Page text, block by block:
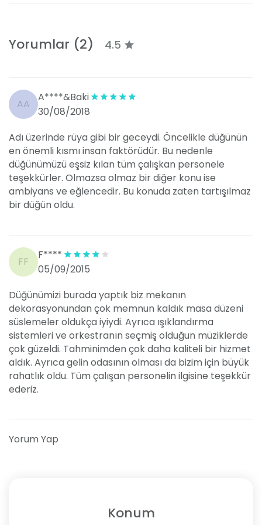
kolayca işaretlenmiş olup, davetlilerinizin
Davet Alanları ve Dekorasyon
🎉Mekanımız ve Davet Alanlarımız
Mavi Rüya Balo & Davet Salonu, farklı ihtiyaçlara
hitap edebilecek şekilde tasarlanmışbirden fazla
davet alanınasahiptir.
👑Ana Salon:Yüksek tavanlı, geniş pist alanına
sahip, ferah ve şık bir atmosfere sahip ana
✨Dekorasyon & Süslemeler
Mekanımızda dekorasyon ve süslemeler tamamen
konseptinize ve zevkinize uygun olarak
düzenlenir:
🌹Gelin Yolu & Nikâh Masası: Çiçek
aranjmanları, ışıklandırmalar ve şık tasarımlar ile
🎀Masa & Sandalye Süslemeleri
: LED ve spot ışıklarla sahne ve
pist alanı büyüleyici bir görünüme kavuşturulur.
Yorumlar (2) 4.5
AA
A****&Baki
30/08/2018
Adı üzerinde rüya gibi bir geceydi. Öncelikle düğünün
en önemli kısmı insan faktörüdür. Bu nedenle
düğünümüzü eşsiz kılan tüm çalışkan personele
teşekkürler. Olmazsa olmaz bir diğer konu ise
ambiyans ve eğlencedir. Bu konuda zaten tartışılmaz
bir düğün oldu.
FF
F****
05/09/2015
Düğünümizi burada yaptık biz mekanın
dekorasyonundan çok memnun kaldık masa düzeni
süslemeler oldukça iyiydi. Ayrıca ışıklandırma
sistemleri ve orkestranın seçmiş olduğun müziklerde
çok güzeldi. Tahminimden çok daha kaliteli bir hizmet
aldık. Ayrıca gelin odasının olması da bizim için büyük
rahatlık oldu. Tüm çalışan personelin ilgisine teşekkür
ederiz.
Yorum Yap
Konum